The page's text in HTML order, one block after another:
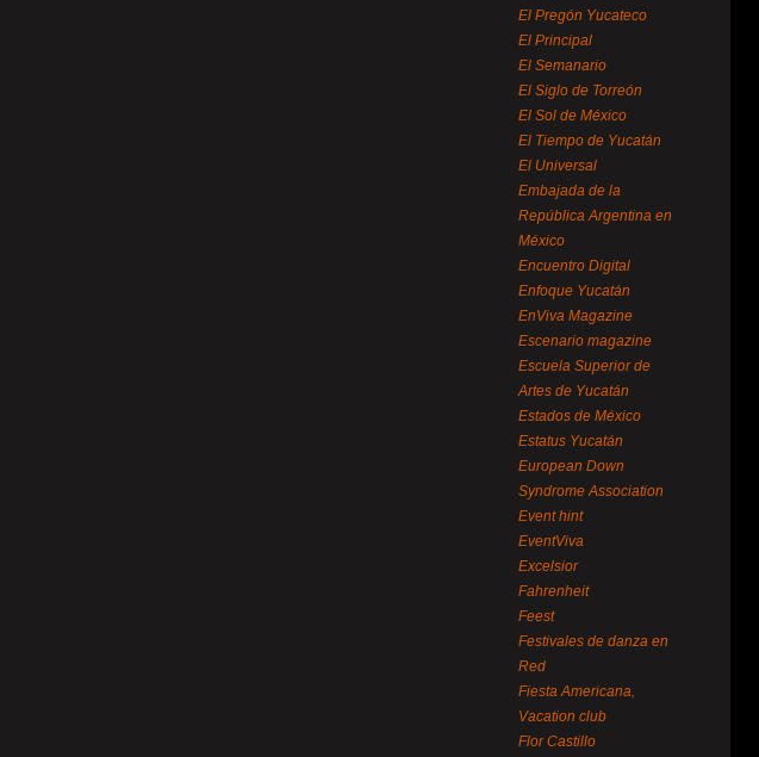
El Pregón Yucateco
El Principal
El Semanario
El Siglo de Torreón
El Sol de México
El Tiempo de Yucatán
El Universal
Embajada de la
República Argentina en
México
Encuentro Digital
Enfoque Yucatán
EnViva Magazine
Escenario magazine
Escuela Superior de
Artes de Yucatán
Estados de México
Estatus Yucatán
European Down
Syndrome Association
Event hint
EventViva
Excelsior
Fahrenheit
Feest
Festivales de danza en
Red
Fiesta Americana,
Vacation club
Flor Castillo